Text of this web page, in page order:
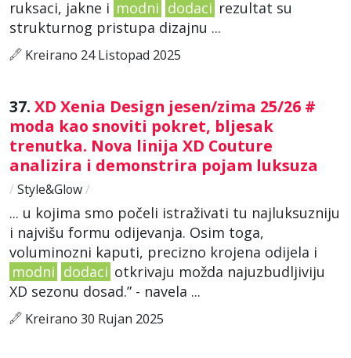
ruksaci, jakne i modni dodaci rezultat su
strukturnog pristupa dizajnu ...
Kreirano 24 Listopad 2025
37. XD Xenia Design jesen/zima 25/26 #
moda kao snoviti pokret, bljesak
trenutka. Nova linija XD Couture
analizira i demonstrira pojam luksuza
/ Style&Glow/
... u kojima smo počeli istraživati tu najluksuzniju
i najvišu formu odijevanja. Osim toga,
voluminozni kaputi, precizno krojena odijela i
modni dodaci otkrivaju možda najuzbudljiviju
XD sezonu dosad.” - navela ...
Kreirano 30 Rujan 2025